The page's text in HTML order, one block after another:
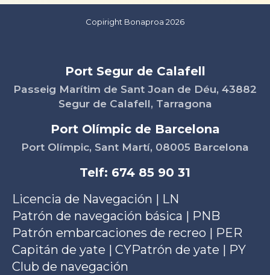
Copiright Bonaproa 2026
Port Segur de Calafell
Passeig Marítim de Sant Joan de Déu, 43882
Segur de Calafell, Tarragona
Port Olímpic de Barcelona
Port Olímpic, Sant Martí, 08005 Barcelona
Telf: 674 85 90 31
Licencia de Navegación | LN
Patrón de navegación básica | PNB
Patrón embarcaciones de recreo | PER
Capitán de yate | CYPatrón de yate | PY
Club de navegación